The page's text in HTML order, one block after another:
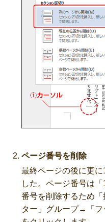
ページ番号を削除
最終ページの後に更
した。ページ番号は
番号を削除するため
ター」グループ→「フ